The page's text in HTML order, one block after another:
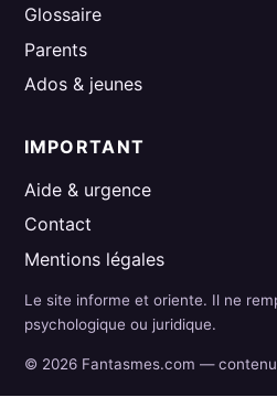
Glossaire
Parents
Ados & jeunes
IMPORTANT
Aide & urgence
Contact
Mentions légales
Le site informe et oriente. Il ne
psychologique ou juridique.
© 2026 Fantasmes.com —